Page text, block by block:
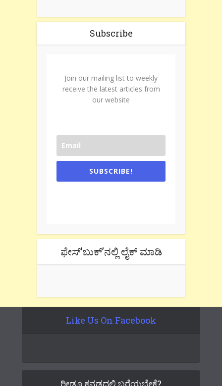
Subscribe
Join our mailing list to weekly
receive the latest articles from
our website
SUBSCRIBE!
ಫೇಸ್’ಬುಕ್’ನಲ್ಲಿ ಲೈಕ್ ಮಾಡಿ
Like Us On Facebook
ರೀಡೂ ಕನ್ನಡದಲ್ಲಿ ಬರೆಯಬೇಕೆ?